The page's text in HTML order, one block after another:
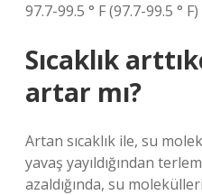
97.7-99.5 ° F (97.7-99.5 °
Sıcaklık
artar mı?
Artan sıcaklık ile, su
yavaş yayıldığından
azaldığında, su